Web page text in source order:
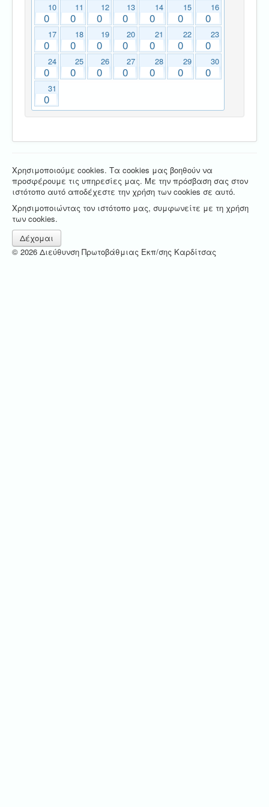
10
0
11
0
12
0
13
0
14
0
15
0
16
0
17
0
18
0
19
0
20
0
21
0
22
0
23
0
24
0
25
0
26
0
27
0
28
0
29
0
30
0
31
0
Χρησιμοποιούμε cookies. Τα cookies μας βοηθούν να
προσφέρουμε τις υπηρεσίες μας. Με την πρόσβαση σας στον
ιστότοπο αυτό αποδέχεστε την χρήση των cookies σε αυτό.
Χρησιμοποιώντας τον ιστότοπο μας, συμφωνείτε με τη χρήση
των cookies.
Δέχομαι
© 2026 Διεύθυνση Πρωτοβάθμιας Εκπ/σης Καρδίτσας